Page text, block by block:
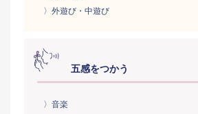
〉外遊び・中遊び
五感をつかう
〉音楽